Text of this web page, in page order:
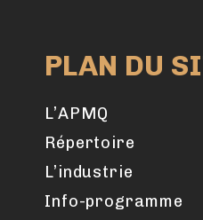
PLAN DU
L’APMQ
Répertoire
L’industrie
Info-programme